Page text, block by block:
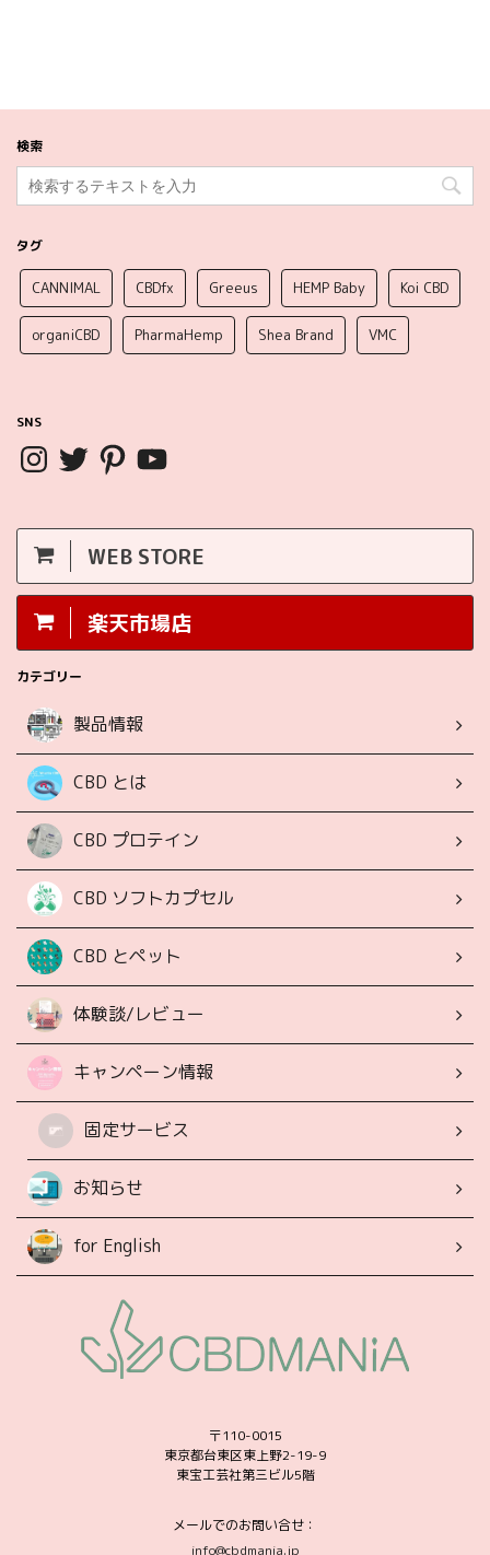
検索
タグ
CANNIMAL CBDfx Greeus HEMP Baby Koi CBD
organiCBD PharmaHemp Shea Brand VMC
SNS
WEB STORE
楽天市場店
カテゴリー
製品情報
CBD とは
CBD プロテイン
CBD ソフトカプセル
CBD とペット
体験談/レビュー
キャンペーン情報
固定サービス
お知らせ
for English
〒110-0015
東京都台東区東上野2-19-9
東宝工芸社第三ビル5階
メールでのお問い合せ：
info@cbdmania.jp